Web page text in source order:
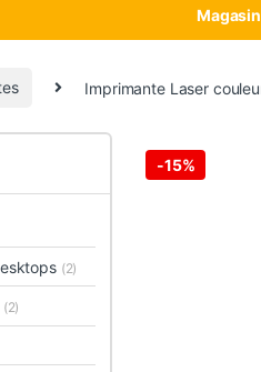
Imprimante Laser
-15%
(2)
(2)